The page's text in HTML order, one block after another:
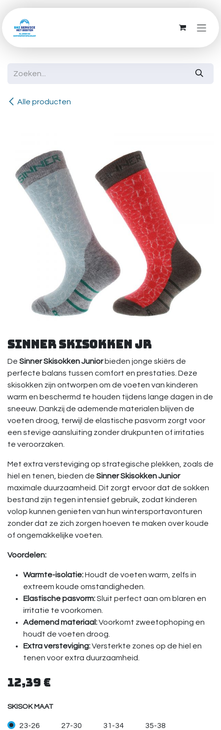
Overslaan naar inhoud
Alle producten
Sinner Skisokken Jr
De Sinner Skisokken Juniorbieden jonge skiërs de
perfecte balans tussen comfort en prestaties. Deze
skisokken zijn ontworpen om de voeten van kinderen
warm en beschermd te houden tijdens lange dagen in de
sneeuw. Dankzij de ademende materialen blijven de
voeten droog, terwijl de elastische pasvorm zorgt voor
een stevige aansluiting zonder drukpunten of irritaties
te veroorzaken.
Met extra versteviging op strategische plekken, zoals de
hiel en tenen, bieden de Sinner Skisokken Junior
maximale duurzaamheid. Dit zorgt ervoor dat de sokken
bestand zijn tegen intensief gebruik, zodat kinderen
volop kunnen genieten van hun wintersportavonturen
zonder dat ze zich zorgen hoeven te maken over koude
of ongemakkelijke voeten.
Voordelen:
Warmte-isolatie:Houdt de voeten warm, zelfs in
extreem koude omstandigheden.
Elastische pasvorm:Sluit perfect aan om blaren en
irritatie te voorkomen.
Ademend materiaal:Voorkomt zweetophoping en
houdt de voeten droog.
Extra versteviging:Versterkte zones op de hiel en
tenen voor extra duurzaamheid.
12,39 €
SKISOK MAAT
23-26 27-30 31-34 35-38